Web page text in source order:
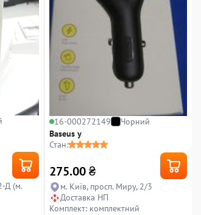
Д (м.
16-000272149
Чорний
Baseus y
Стан:
275.00 ₴
м. Київ, просп. Миру, 2/3
Доставка НП
Комплект: комплектний